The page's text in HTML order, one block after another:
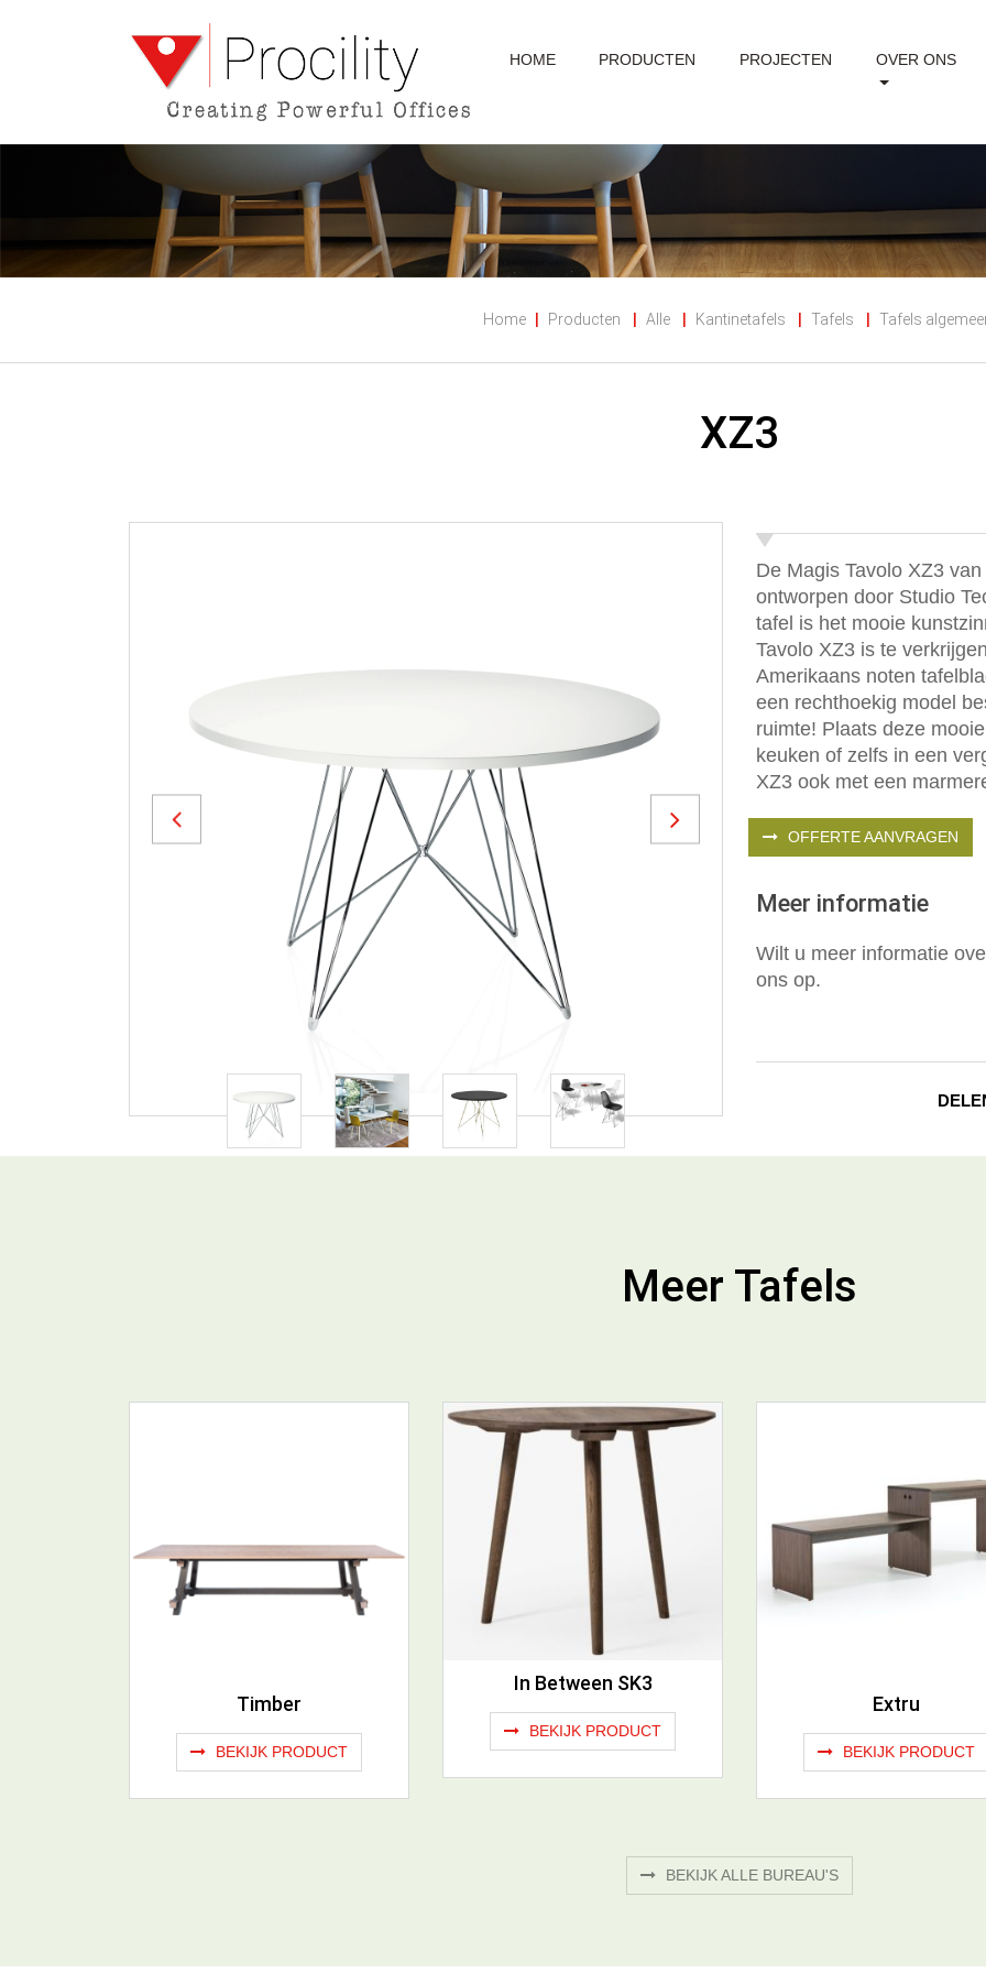
HOME PRODUCTEN PROJECTEN OVER ONS
Home Producten Alle Kantinetafels Tafels Tafels
XZ3
Previous Next
De Magis Tavolo XZ3
ontworpen door Studio
tafel is het mooie
Tavolo XZ3 is te
Amerikaans noten
een rechthoekig model
ruimte! Plaats deze
keuken of zelfs in een
XZ3 ook met een
OFFERTE AANVRAGEN
Meer informatie
Wilt u meer informatie
ons op.
Meer Tafels
Timber
BEKIJK PRODUCT
In Between SK3
BEKIJK PRODUCT
Extru
BEKIJK PRODUCT
BEKIJK ALLE BUREAU'S